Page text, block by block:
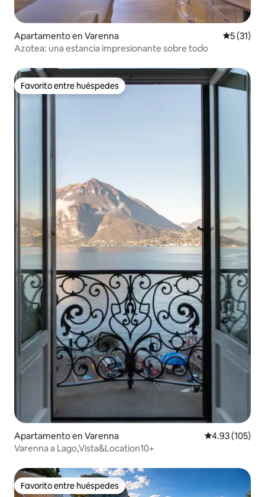
Apartamento en Varenna
5 (31)
Azotea: una estancia impresionante sobre todo
Favorito entre huéspedes
Favorito entre huéspedes
Apartamento en Varenna Calificación
4.93 (105)
Varenna a Lago,Vista&Location10+
Favorito entre huéspedes
Favorito entre huéspedes